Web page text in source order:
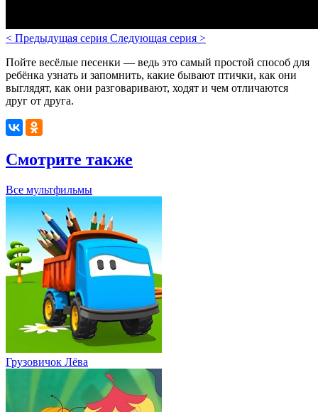
< Предыдущая серия Следующая серия >
Пойте весёлые песенки — ведь это самый простой способ для
ребёнка узнать и запомнить, какие бывают птички, как они
выглядят, как они разговаривают, ходят и чем отличаются
друг от друга.
Смотрите также
Все мультфильмы
Грузовичок Лёва